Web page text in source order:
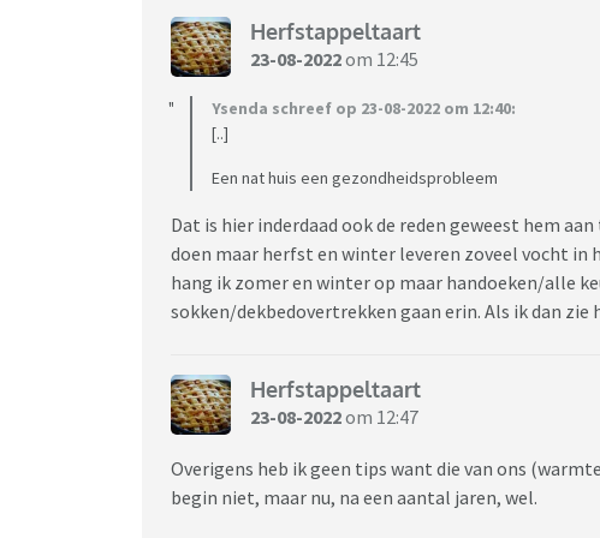
Herfstappeltaart
23-08-2022om 12:45
Ysenda schreef op 23-08-2022 om 12:40:
[..]
Een nat huis een gezondheidsprobleem
Dat is hier inderdaad ook de reden geweest hem
doen maar herfst en winter leveren zoveel vocht in
hang ik zomer en winter op maar handoeken/alle
sokken/dekbedovertrekken gaan erin. Als ik dan zie
Herfstappeltaart
23-08-2022om 12:47
Overigens heb ik geen tips want die van ons
begin niet, maar nu, na een aantal jaren, wel.